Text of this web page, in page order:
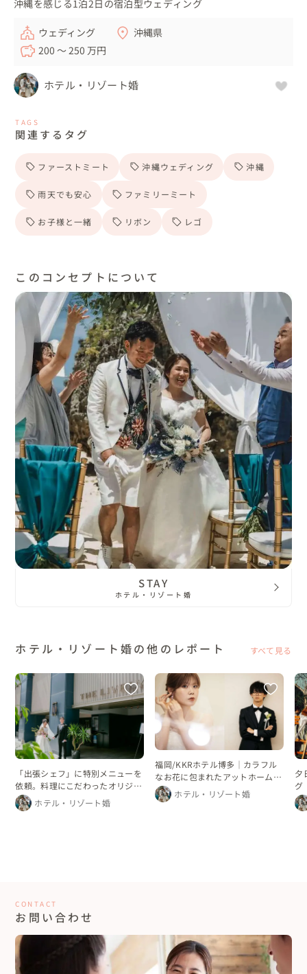
沖縄を感じる1泊2日の宿泊型ウェディング
ウェディング
沖縄県
200 〜 250 万円
ホテル・リゾート婚
TAGS
関連するタグ
ファーストミート 沖縄ウェディング 沖縄
雨天でも安心 ファミリーミート
お子様と一緒 リボン レゴ
このコンセプトについて
STAY
ホテル・リゾート婚
ホテル・リゾート婚の他のレポート すべて見る
「出張シェフ」に特別メニューを
依頼。料理にこだわったオリジナ
ルウエディング
ホテル・リゾート婚
福岡/KKRホテル博多｜カラフル
なお花に包まれたアットホームな
ホテルウェディング
ホテル・リゾート婚
夕
グ
CONTACT
お問い合わせ